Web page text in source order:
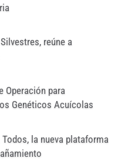
reúne a
Operación para
Genéticos Acuícolas
la nueva plataforma